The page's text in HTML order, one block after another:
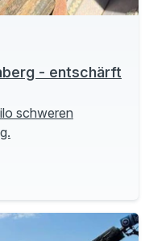
- entschärft
schweren